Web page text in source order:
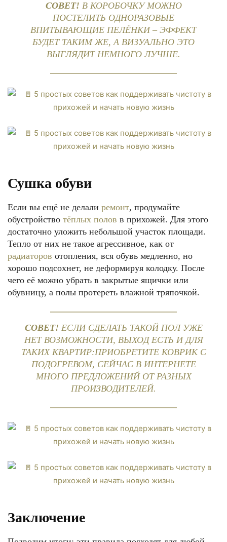
СОВЕТ! В КОРОБОЧКУ МОЖНО
ПОСТЕЛИТЬ ОДНОРАЗОВЫЕ
ВПИТЫВАЮЩИЕ ПЕЛЁНКИ – ЭФФЕКТ
БУДЕТ ТАКИМ ЖЕ, А ВИЗУАЛЬНО ЭТО
ВЫГЛЯДИТ НЕМНОГО ЛУЧШЕ.
Сушка обуви
Если вы ещё не делали ремонт, продумайте
обустройство тёплых полов в прихожей. Для этого
достаточно уложить небольшой участок площади.
Тепло от них не такое агрессивное, как от
радиаторов отопления, вся обувь медленно, но
хорошо подсохнет, не деформируя колодку. После
чего её можно убрать в закрытые ящички или
обувницу, а полы протереть влажной тряпочкой.
СОВЕТ! ЕСЛИ СДЕЛАТЬ ТАКОЙ ПОЛ УЖЕ
НЕТ ВОЗМОЖНОСТИ, ВЫХОД ЕСТЬ И ДЛЯ
ТАКИХ КВАРТИР:ПРИОБРЕТИТЕ КОВРИК С
ПОДОГРЕВОМ, СЕЙЧАС В ИНТЕРНЕТЕ
МНОГО ПРЕДЛОЖЕНИЙ ОТ РАЗНЫХ
ПРОИЗВОДИТЕЛЕЙ.
Заключение